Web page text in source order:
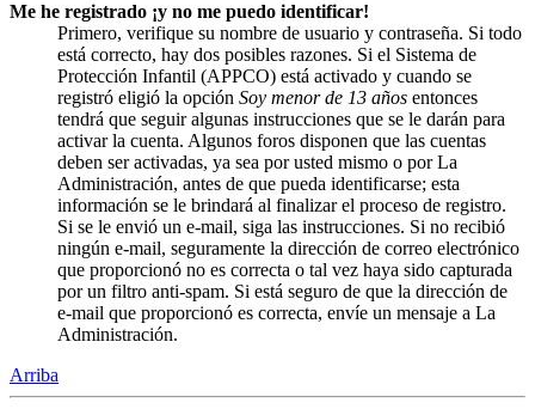
Me he registrado ¡y no me puedo identificar!
Primero, verifique su nombre de usuario y contraseña. Si todo
está correcto, hay dos posibles razones. Si el Sistema de
Protección Infantil (APPCO) está activado y cuando se
registró eligió la opción Soy menor de 13 años entonces
tendrá que seguir algunas instrucciones que se le darán para
activar la cuenta. Algunos foros disponen que las cuentas
deben ser activadas, ya sea por usted mismo o por La
Administración, antes de que pueda identificarse; esta
información se le brindará al finalizar el proceso de registro.
Si se le envió un e-mail, siga las instrucciones. Si no recibió
ningún e-mail, seguramente la dirección de correo electrónico
que proporcionó no es correcta o tal vez haya sido capturada
por un filtro anti-spam. Si está seguro de que la dirección de
e-mail que proporcionó es correcta, envíe un mensaje a La
Administración.
Arriba